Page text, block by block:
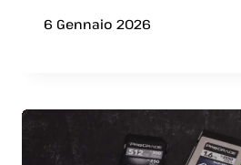
6 Gennaio 2026